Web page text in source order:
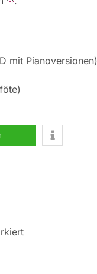
mit Pianoversionen)